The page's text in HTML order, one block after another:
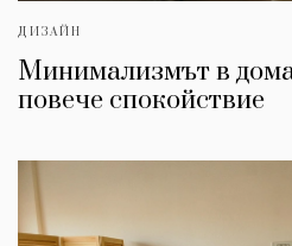
ДИЗАЙН
Минимализмът в
повече спокойствие